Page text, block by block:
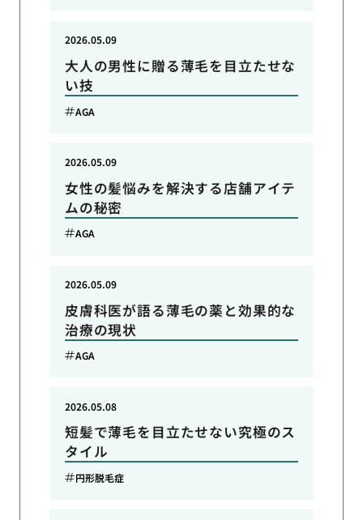
大人の男性に贈る薄毛を目立たせな
い技
2026.05.09
AGA
女性の髪悩みを解決する店舗アイテ
ムの秘密
2026.05.09
AGA
皮膚科医が語る薄毛の薬と効果的な
治療の現状
2026.05.09
AGA
短髪で薄毛を目立たせない究極のス
タイル
2026.05.08
円形脱毛症